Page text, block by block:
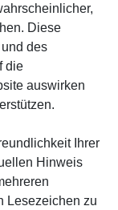
Diese
des
die
auswirken
Ihrer
Hinweis
Lesezeichen zu